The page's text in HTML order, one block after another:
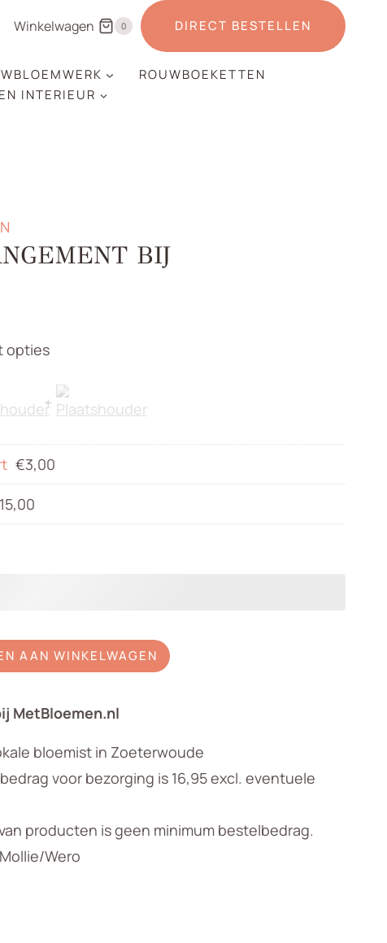
Winkelwagen 0 DIRECT BESTELLEN
ROUWBOEKETTEN
INTERIEUR
BIJ
opties
€3,00
15,00
AAN WINKELWAGEN
MetBloemen.nl
bloemist in Zoeterwoude
voor bezorging is 16,95 excl. eventuele
producten is geen minimum bestelbedrag.
Wero